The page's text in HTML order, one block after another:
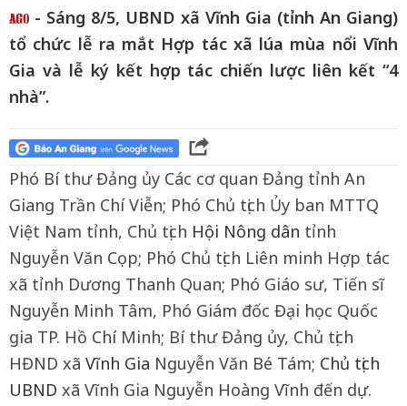
- Sáng 8/5, UBND xã Vĩnh Gia (tỉnh An Giang)
tổ chức lễ ra mắt Hợp tác xã lúa mùa nổi Vĩnh
Gia và lễ ký kết hợp tác chiến lược liên kết “4
nhà”.
Phó Bí thư Đảng ủy Các cơ quan Đảng tỉnh An
Giang Trần Chí Viễn; Phó Chủ tịch Ủy ban MTTQ
Việt Nam tỉnh, Chủ tịch Hội Nông dân tỉnh
Nguyễn Văn Cọp; Phó Chủ tịch Liên minh Hợp tác
xã tỉnh Dương Thanh Quan; Phó Giáo sư, Tiến sĩ
Nguyễn Minh Tâm, Phó Giám đốc Đại học Quốc
gia TP. Hồ Chí Minh; Bí thư Đảng ủy, Chủ tịch
HĐND xã Vĩnh Gia Nguyễn Văn Bé Tám; Chủ tịch
UBND xã Vĩnh Gia Nguyễn Hoàng Vĩnh đến dự.